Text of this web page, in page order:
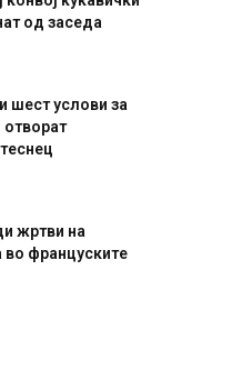
од заседа
шест услови за
отворат
жртви на
во француските